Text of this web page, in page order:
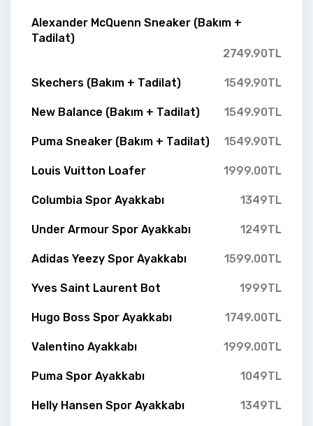
Alexander McQuenn Sneaker (Bakım +
Tadilat)
2749.90TL
Skechers (Bakım + Tadilat) 1549.90TL
New Balance (Bakım + Tadilat) 1549.90TL
Puma Sneaker (Bakım + Tadilat) 1549.90TL
Louis Vuitton Loafer 1999.00TL
Columbia Spor Ayakkabı 1349TL
Under Armour Spor Ayakkabı 1249TL
Adidas Yeezy Spor Ayakkabı 1599.00TL
Yves Saint Laurent Bot 1999TL
Hugo Boss Spor Ayakkabı 1749.00TL
Valentino Ayakkabı 1999.00TL
Puma Spor Ayakkabı 1049TL
Helly Hansen Spor Ayakkabı 1349TL